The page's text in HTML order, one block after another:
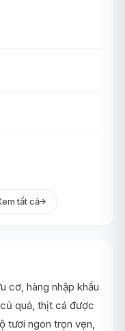
tất cả
cơ, hàng nhập khẩu
quả, thịt cá được
tươi ngon trọn vẹn,